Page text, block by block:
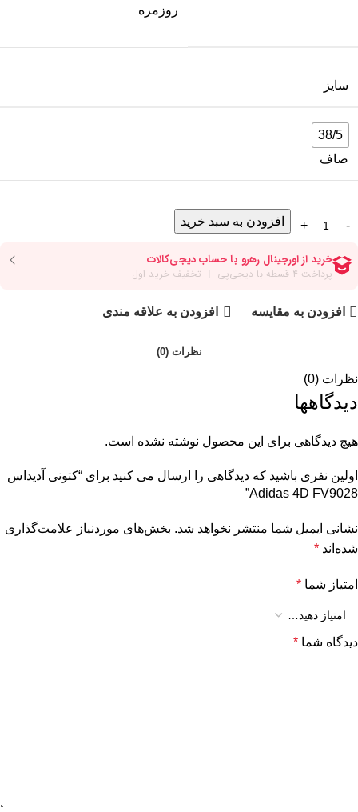
روزمره
سایز
38/5
صاف
افزودن به سبد خرید
افزودن به مقایسه افزودن به علاقه مندی
نظرات (0)
نظرات (0)
دیدگاهها
هیچ دیدگاهی برای این محصول نوشته نشده است.
اولین نفری باشید که دیدگاهی را ارسال می کنید برای “کتونی آدیداس
Adidas 4D FV9028”
نشانی ایمیل شما منتشر نخواهد شد. بخش‌های موردنیاز علامت‌گذاری
شده‌اند *
امتیاز شما *
دیدگاه شما *